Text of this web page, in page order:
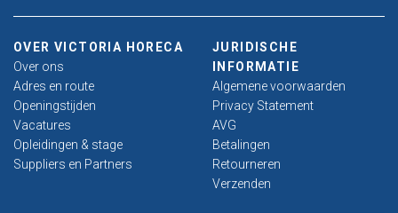
OVER VICTORIA HORECA
Over ons
Adres en route
Openingstijden
Vacatures
Opleidingen & stage
Suppliers en Partners
JURIDISCHE
INFORMATIE
Algemene voorwaarden
Privacy Statement
AVG
Betalingen
Retourneren
Verzenden